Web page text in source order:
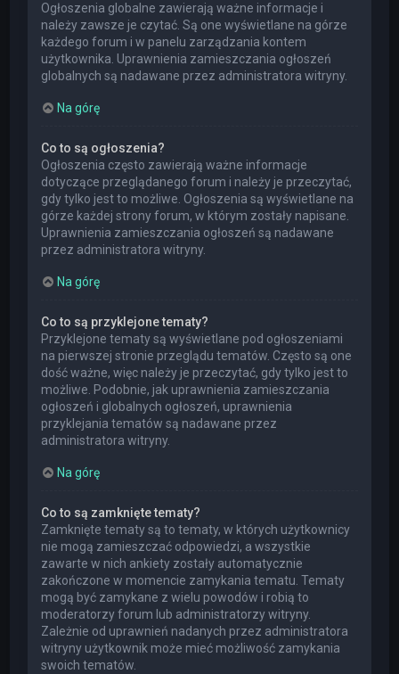
Ogłoszenia globalne zawierają ważne informacje i
należy zawsze je czytać. Są one wyświetlane na górze
każdego forum i w panelu zarządzania kontem
użytkownika. Uprawnienia zamieszczania ogłoszeń
globalnych są nadawane przez administratora witryny.
Na górę
Co to są ogłoszenia?
Ogłoszenia często zawierają ważne informacje
dotyczące przeglądanego forum i należy je przeczytać,
gdy tylko jest to możliwe. Ogłoszenia są wyświetlane na
górze każdej strony forum, w którym zostały napisane.
Uprawnienia zamieszczania ogłoszeń są nadawane
przez administratora witryny.
Na górę
Co to są przyklejone tematy?
Przyklejone tematy są wyświetlane pod ogłoszeniami
na pierwszej stronie przeglądu tematów. Często są one
dość ważne, więc należy je przeczytać, gdy tylko jest to
możliwe. Podobnie, jak uprawnienia zamieszczania
ogłoszeń i globalnych ogłoszeń, uprawnienia
przyklejania tematów są nadawane przez
administratora witryny.
Na górę
Co to są zamknięte tematy?
Zamknięte tematy są to tematy, w których użytkownicy
nie mogą zamieszczać odpowiedzi, a wszystkie
zawarte w nich ankiety zostały automatycznie
zakończone w momencie zamykania tematu. Tematy
mogą być zamykane z wielu powodów i robią to
moderatorzy forum lub administratorzy witryny.
Zależnie od uprawnień nadanych przez administratora
witryny użytkownik może mieć możliwość zamykania
swoich tematów.